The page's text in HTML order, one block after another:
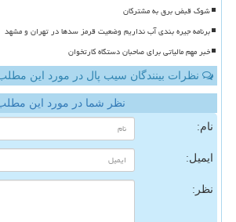
شوک قبض برق به مشترکان
برنامه جیره بندی آب نداریم وضعیت قرمز سدها در تهران و مشهد
خبر مهم مالیاتی برای صاحبان دستگاه کارتخوان
نظرات بینندگان سیب پال در مورد این
نظر شما در مورد این
نام:
ایمیل:
نظر: